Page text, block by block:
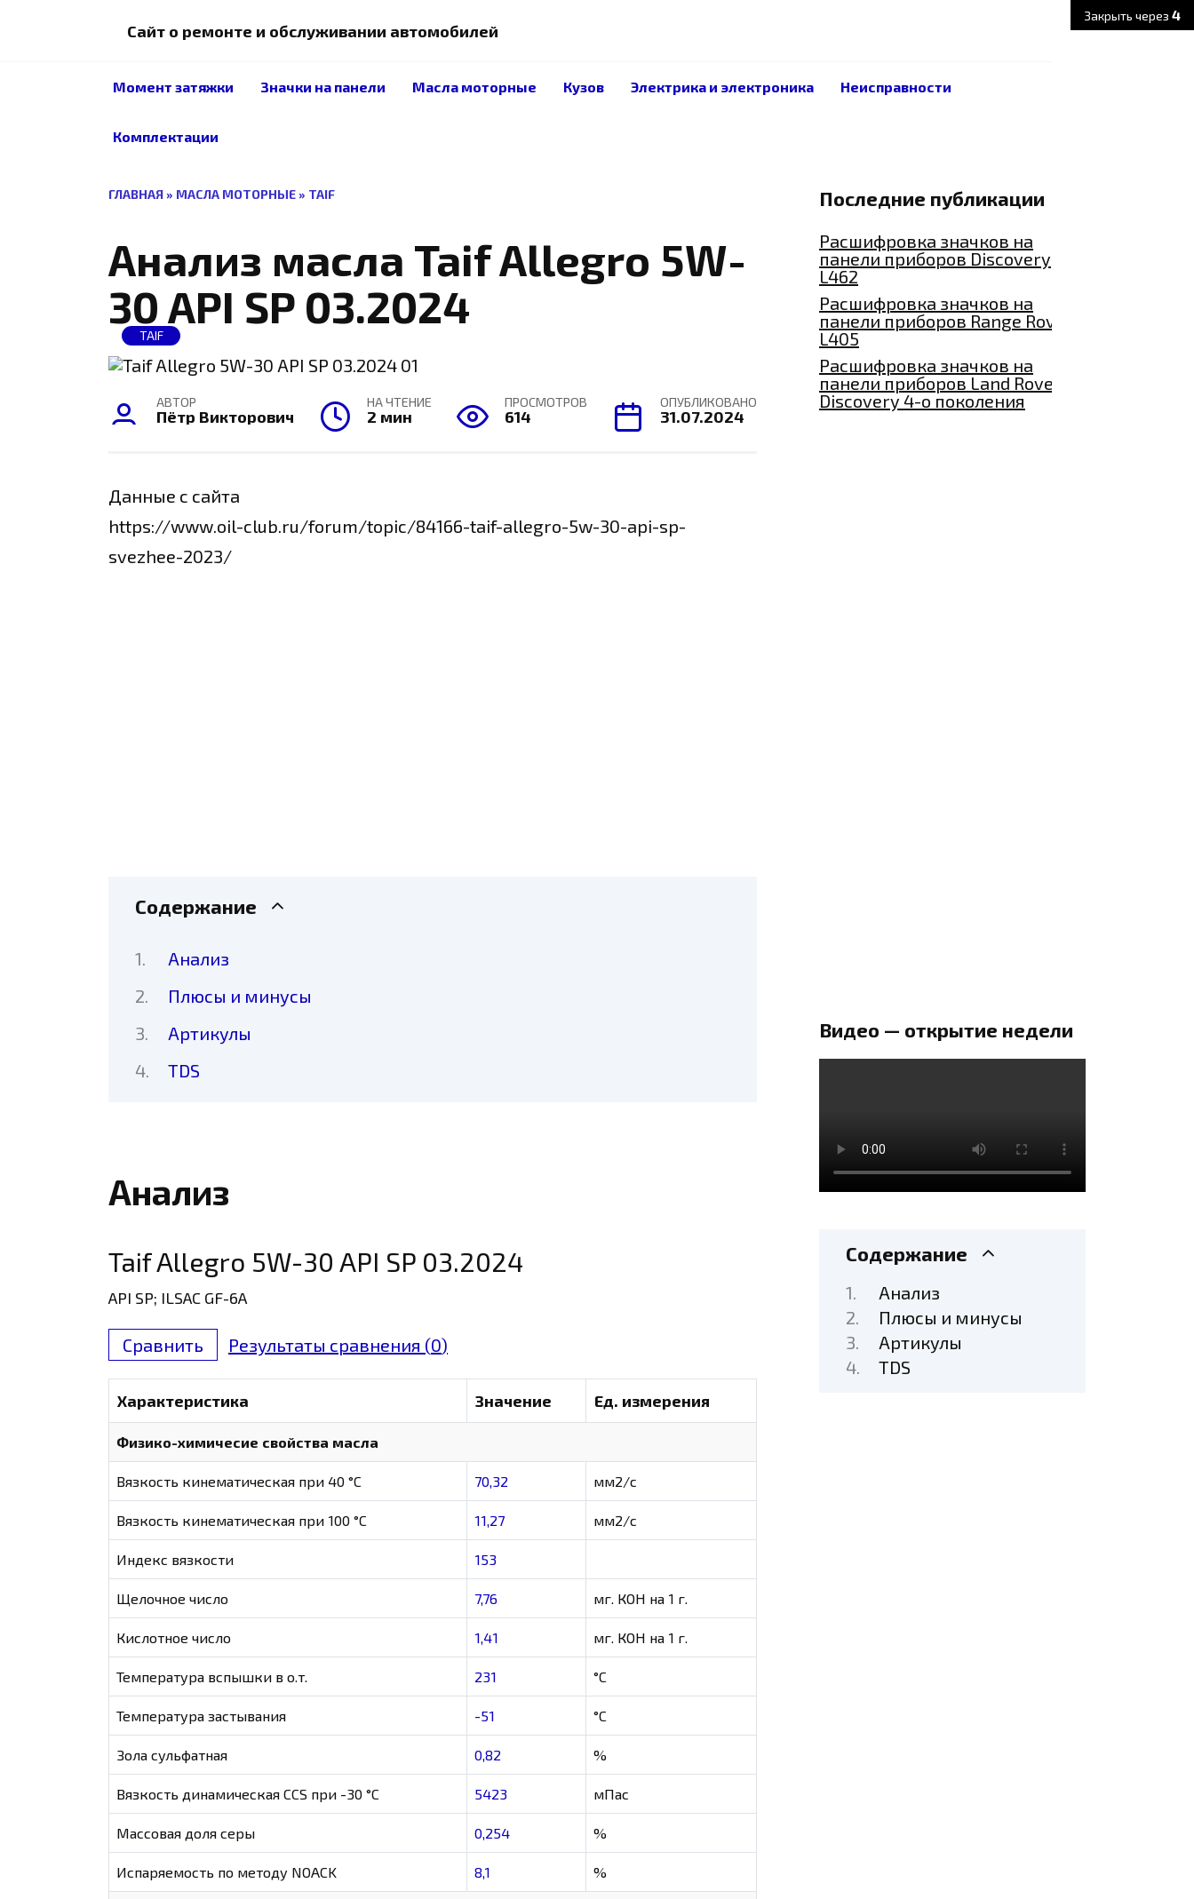
Закрыть через3
Сайт о ремонте и обслуживании автомобилей
Момент затяжки Значки на панели Масла моторные Кузов Электрика и электроника Неисправности
Комплектации
ГЛАВНАЯ » МАСЛА МОТОРНЫЕ » TAIF
Анализ масла Taif Allegro 5W-
30 API SP 03.2024
TAIF
АВТОР
Пётр Викторович
НА ЧТЕНИЕ
2 мин
ПРОСМОТРОВ
614
ОПУБЛИКОВАНО
31.07.2024
Данные с сайта
https://www.oil-club.ru/forum/topic/84166-taif-allegro-5w-30-api-sp-
svezhee-2023/
Содержание
Анализ
Плюсы и минусы
Артикулы
TDS
Анализ
Taif Allegro 5W-30 API SP 03.2024
API SP; ILSAC GF-6A
Сравнить Результаты сравнения (0)
Характеристика Значение Ед. измерения
Физико-химичесие свойства масла
Вязкость кинематическая при 40 °С 70,32 мм2/с
Вязкость кинематическая при 100 °С 11,27 мм2/с
Индекс вязкости 153
Щелочное число 7,76 мг. КОН на 1 г.
Кислотное число 1,41 мг. КОН на 1 г.
Температура вспышки в о.т. 231 °C
Температура застывания -51 °C
Зола сульфатная 0,82 %
Вязкость динамическая CCS при -30 °С 5423 мПас
Массовая доля серы 0,254 %
Испаряемость по методу NOACK 8,1 %
Последние публикации
Расшифровка значков на
панели приборов Discovery
L462
Расшифровка значков на
панели приборов Range Rover
L405
Расшифровка значков на
панели приборов Land Rover
Discovery 4-о поколения
Видео — открытие недели
Содержание
Анализ
Плюсы и минусы
Артикулы
TDS